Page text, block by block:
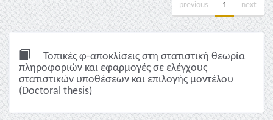
previous 1 next
Τοπικές φ-αποκλίσεις στη στατιστική θεωρία
πληροφοριών και εφαρμογές σε ελέγχους
στατιστικών υποθέσεων και επιλογής μοντέλου
(Doctoral thesis)